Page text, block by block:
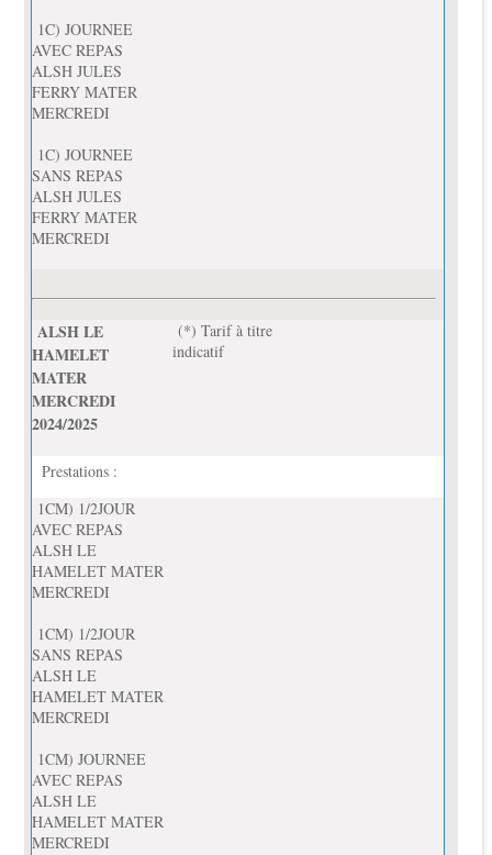
1C) JOURNEE
AVEC REPAS
ALSH JULES
FERRY MATER
MERCREDI
1C) JOURNEE
SANS REPAS
ALSH JULES
FERRY MATER
MERCREDI
ALSH LE
HAMELET
MATER
MERCREDI
2024/2025
(*) Tarif à titre
indicatif
Prestations :
1CM) 1/2JOUR
AVEC REPAS
ALSH LE
HAMELET MATER
MERCREDI
1CM) 1/2JOUR
SANS REPAS
ALSH LE
HAMELET MATER
MERCREDI
1CM) JOURNEE
AVEC REPAS
ALSH LE
HAMELET MATER
MERCREDI